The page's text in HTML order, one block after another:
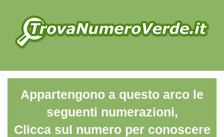
Appartengono a questo arco le
seguenti numerazioni,
Clicca sul numero per conoscere